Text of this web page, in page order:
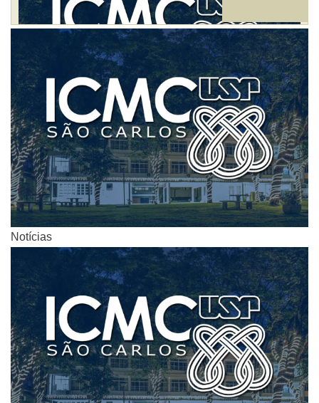
Notícias
Notícias